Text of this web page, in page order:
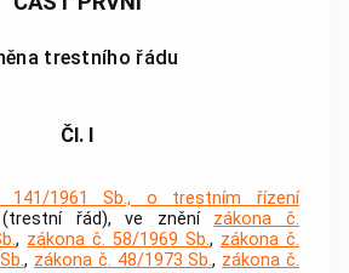
trestního řádu
Čl. I
141/1961 Sb., o trestním řízení
(trestní řád), ve znění zákona č.
, zákona č. 58/1969 Sb., zákona č.
, zákona č. 48/1973 Sb., zákona č.